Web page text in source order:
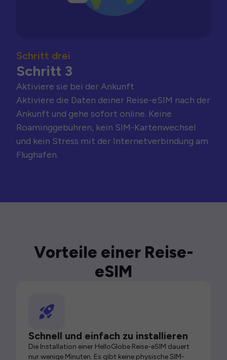
Schritt drei
Schritt 3
Aktiviere sie bei der Ankunft
Aktiviere die Daten deiner Reise-eSIM nach der
Ankunft und gehe sofort online. Keine
Roaminggebühren, kein SIM-Kartenwechsel
und kein Stress mit der Internetverbindung am
Flughafen.
Vorteile einer Reise-
eSIM
Schnell und einfach zu installieren
Die Installation einer HelloGlobe Reise-eSIM dauert
nur wenige Minuten. Es gibt keine physische SIM-